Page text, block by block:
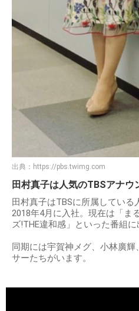
出典： https://pbs.twimg.com
田村真子は人気のTBSアナウ
田村真子はTBSに所属している
2018年4月に入社。現在は「ま
ズ!THE違和感」といった番組に
同期には宇賀神メグ、小林廣
サーたちがいます。